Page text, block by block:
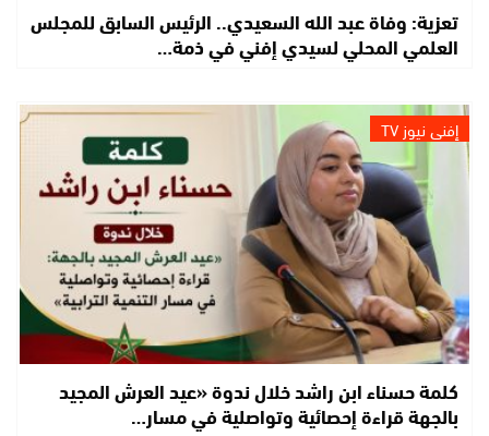
تعزية: وفاة عبد الله السعيدي.. الرئيس السابق للمجلس
العلمي المحلي لسيدي إفني في ذمة…
إفني نيوز TV
كلمة حسناء ابن راشد خلال ندوة «عيد العرش المجيد
بالجهة قراءة إحصائية وتواصلية في مسار…